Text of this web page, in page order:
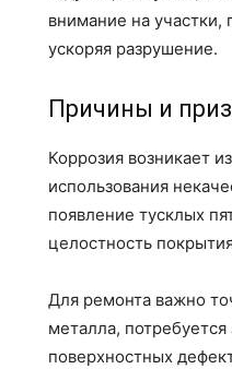
внимание на участки,
ускоряя разрушение.
Причины и
Коррозия возникает
использования
появление тусклых
целостность
Для ремонта важно
металла,
поверхностных